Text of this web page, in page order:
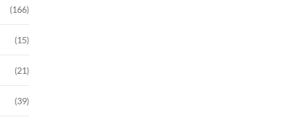
(166)
(15)
(21)
(39)